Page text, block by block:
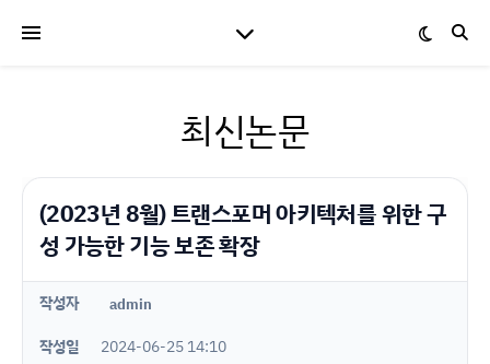
최신논문
(2023년 8월) 트랜스포머 아키텍처를 위한 구
성 가능한 기능 보존 확장
작성자 admin
작성일
2024-06-25 14:10